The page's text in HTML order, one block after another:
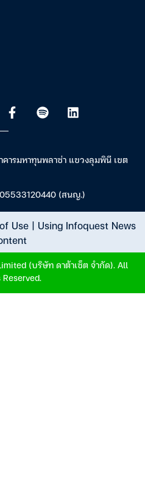
ารมหาทุนพลาซ่า แขวงลุมพินี เขต
(สนญ.)
Use| Using Infoquest News
(บริษัท ดาต้าเซ็ต จำกัด). All